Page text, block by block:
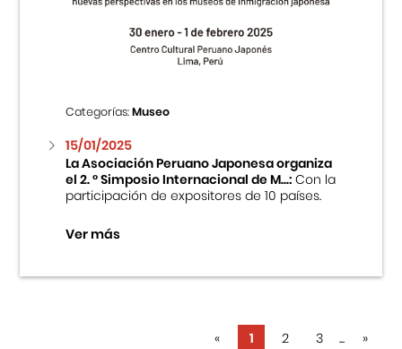
Categorías:Museo
15/01/2025
La Asociación Peruano Japonesa organiza
el 2. ° Simposio Internacional de M...:Con la
participación de expositores de 10 países.
Ver más
« 1 2 3 ... »